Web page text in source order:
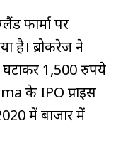
फार्मा पर
है। ब्रोकरेज ने
1,500 रुपये
के IPO प्राइस
में बाजार में